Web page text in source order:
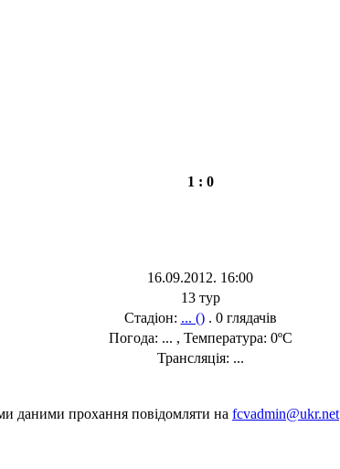
1 : 0
16.09.2012. 16:00
13 тур
Стадіон: ... (). 0 глядачів
Погода: ... , Температура: 0ºC
Трансляція: ...
даними прохання повідомляти на fcvadmin@ukr.net